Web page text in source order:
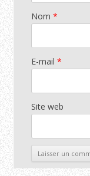
Nom *
E-mail *
Site web